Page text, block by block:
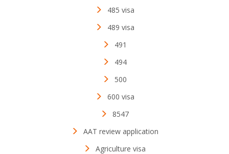
485 visa
489 visa
491
494
500
600 visa
8547
AAT review application
Agriculture visa